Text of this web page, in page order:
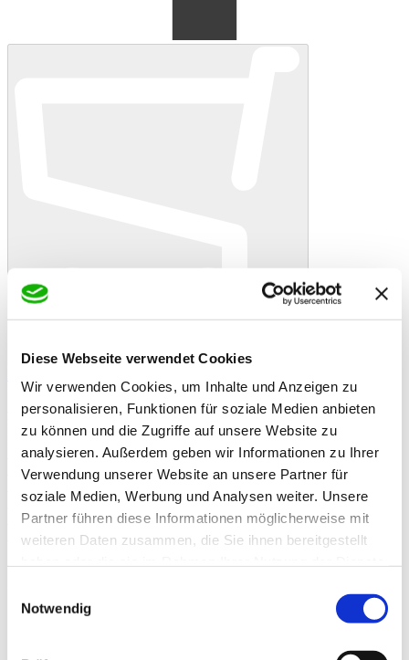
Diese Webseite verwendet Cookies
Wir verwenden Cookies, um Inhalte und Anzeigen zu
personalisieren, Funktionen für soziale Medien anbieten
zu können und die Zugriffe auf unsere Website zu
analysieren. Außerdem geben wir Informationen zu Ihrer
Verwendung unserer Website an unsere Partner für
soziale Medien, Werbung und Analysen weiter. Unsere
Partner führen diese Informationen möglicherweise mit
weiteren Daten zusammen, die Sie ihnen bereitgestellt
Notwendig
In den Warenkorb Danke! Etwas ist schiefgelaufen
Deukavallo Strukturmüsli 15 kg
Artikelbeschreibung
Das strukturreiche Müsli mit Karottenstückchen, Strukturmüsli ohne
Haferkörner. Ideal auch für Senioren.
- strukturiertes Fasermüsli
- ohne Haferkörner
- ideal für leichtfuttrige Pferde und Senioren*
- hohe Nähr- und Wirkstoffdichte
- fördert die Kauaktivität und Darmpassage
- mit Karottenflocken, Leinsamen und Mariedistelöl
Sie Strukturmüsli mit deukavallo Getreidevital